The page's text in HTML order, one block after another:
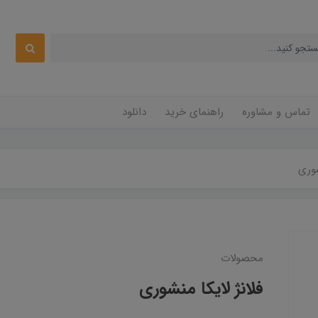
تماس و مشاوره راهنمای خرید دانلود
محصولات
فلانژ لایکا منشوری